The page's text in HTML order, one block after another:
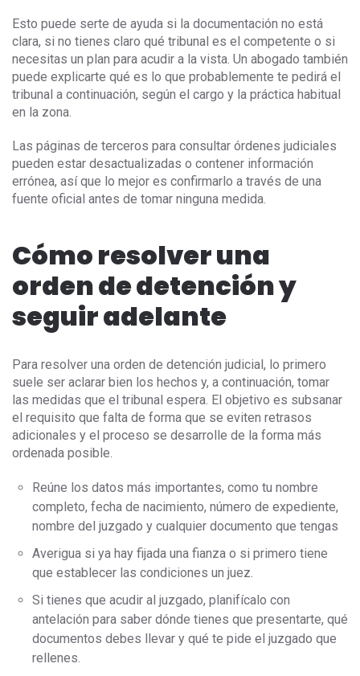
Esto puede serte de ayuda si la documentación no está
clara, si no tienes claro qué tribunal es el competente o si
necesitas un plan para acudir a la vista. Un abogado también
puede explicarte qué es lo que probablemente te pedirá el
tribunal a continuación, según el cargo y la práctica habitual
en la zona.
Las páginas de terceros para consultar órdenes judiciales
pueden estar desactualizadas o contener información
errónea, así que lo mejor es confirmarlo a través de una
fuente oficial antes de tomar ninguna medida.
Cómo resolver una
orden de detención y
seguir adelante
Para resolver una orden de detención judicial, lo primero
suele ser aclarar bien los hechos y, a continuación, tomar
las medidas que el tribunal espera. El objetivo es subsanar
el requisito que falta de forma que se eviten retrasos
adicionales y el proceso se desarrolle de la forma más
ordenada posible.
Reúne los datos más importantes, como tu nombre
completo, fecha de nacimiento, número de expediente,
nombre del juzgado y cualquier documento que tengas
Averigua si ya hay fijada una fianza o si primero tiene
que establecer las condiciones un juez.
Si tienes que acudir al juzgado, planifícalo con
antelación para saber dónde tienes que presentarte, qué
documentos debes llevar y qué te pide el juzgado que
rellenes.